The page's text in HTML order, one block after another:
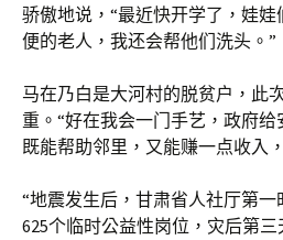
骄傲地说，“最近快开学了，娃
便的老人，我还会帮他们洗头。”
马在乃白是大河村的脱贫户，此
重。“好在我会一门手艺，政府
既能帮助邻里，又能赚一点收入
“地震发生后，甘肃省人社厅第
625个临时公益性岗位，灾后第